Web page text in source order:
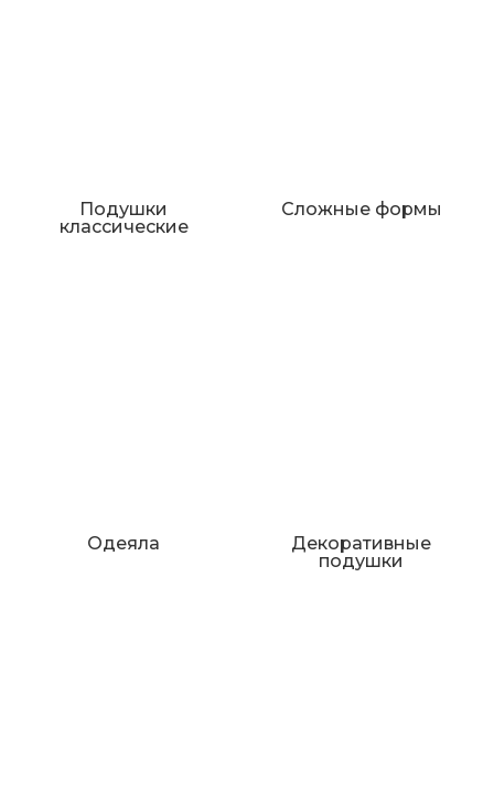
Подушки
классические
Сложные формы
Одеяла
Декоративные
подушки